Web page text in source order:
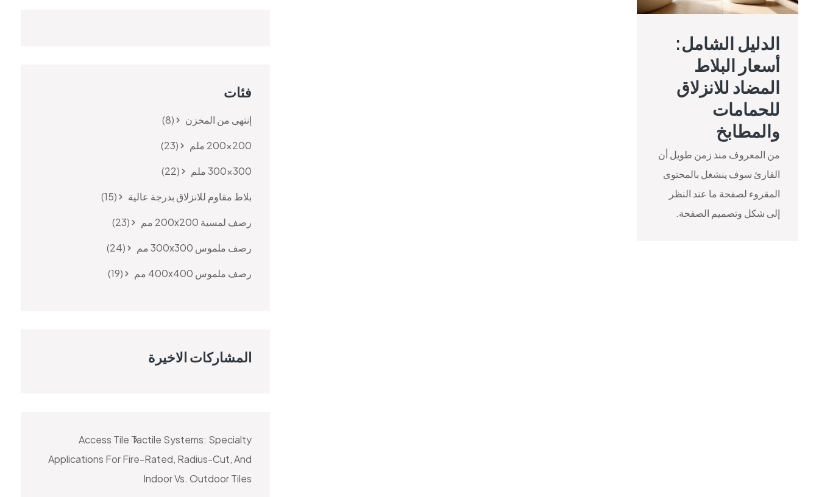
الدليل الشامل:
أسعار البلاط
المضاد للانزلاق
للحمامات
والمطابخ
من المعروف منذ زمن طويل أن
القارئ سوف ينشغل بالمحتوى
المقروء لصفحة ما عند النظر
إلى شكل وتصميم الصفحة.
فئات
إنتهى من المخزن
8
200×200 ملم
23
300×300 ملم
22
بلاط مقاوم للانزلاق بدرجة عالية
15
رصف لمسية 200x200 مم
23
رصف ملموس 300x300 مم
24
رصف ملموس 400x400 مم
19
المشاركات الاخيرة
Access Tile Tactile Systems: Specialty
Applications For Fire-Rated, Radius-Cut, And
Indoor Vs. Outdoor Tiles